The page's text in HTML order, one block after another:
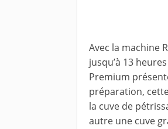
Avec la machine
jusqu’à 13
Premium
préparation,
la cuve de
autre une cuve